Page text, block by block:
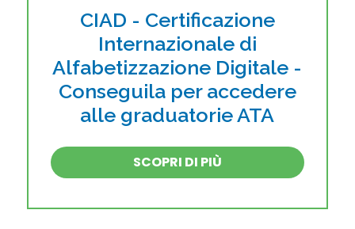
CIAD - Certificazione
Internazionale di
Alfabetizzazione Digitale -
Conseguila per accedere
alle graduatorie ATA
SCOPRI DI PIÙ